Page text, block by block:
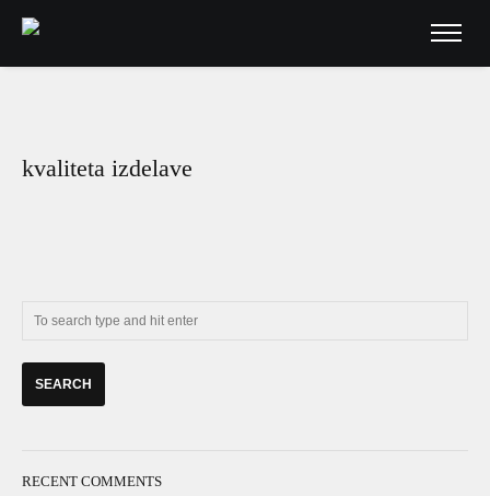
kvaliteta izdelave
RECENT COMMENTS